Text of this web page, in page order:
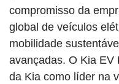
compromisso da
global de veículos
mobilidade
avançadas. O Kia EV
da Kia como líder na